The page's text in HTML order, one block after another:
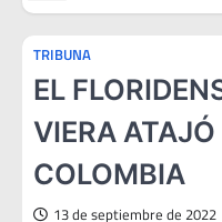
TRIBUNA
EL
VIERA ATAJÓ
COLOMBIA
13 de septiembre de 2022